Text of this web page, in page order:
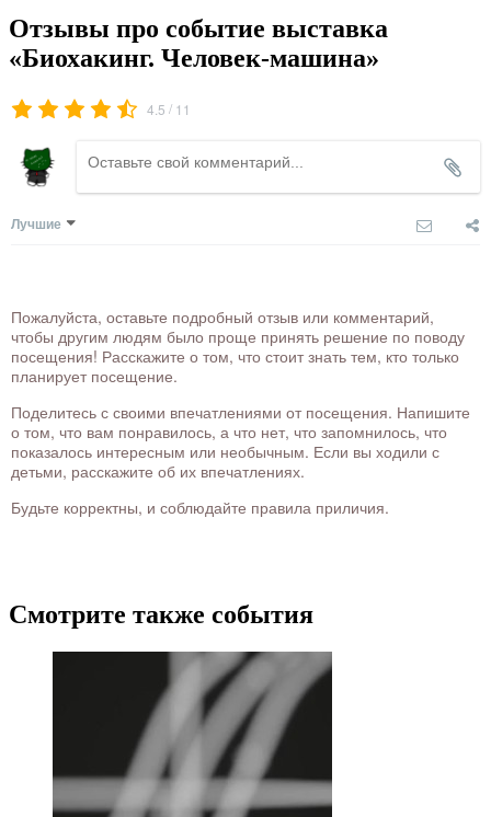
Отзывы про событие выставка
«Биохакинг. Человек-машина»
4.5 / 11
Лучшие
Пожалуйста, оставьте подробный отзыв или комментарий,
чтобы другим людям было проще принять решение по поводу
посещения! Расскажите о том, что стоит знать тем, кто только
планирует посещение.
Поделитесь с своими впечатлениями от посещения. Напишите
о том, что вам понравилось, а что нет, что запомнилось, что
показалось интересным или необычным. Если вы ходили с
детьми, расскажите об их впечатлениях.
Будьте корректны, и соблюдайте правила приличия.
Смотрите также события